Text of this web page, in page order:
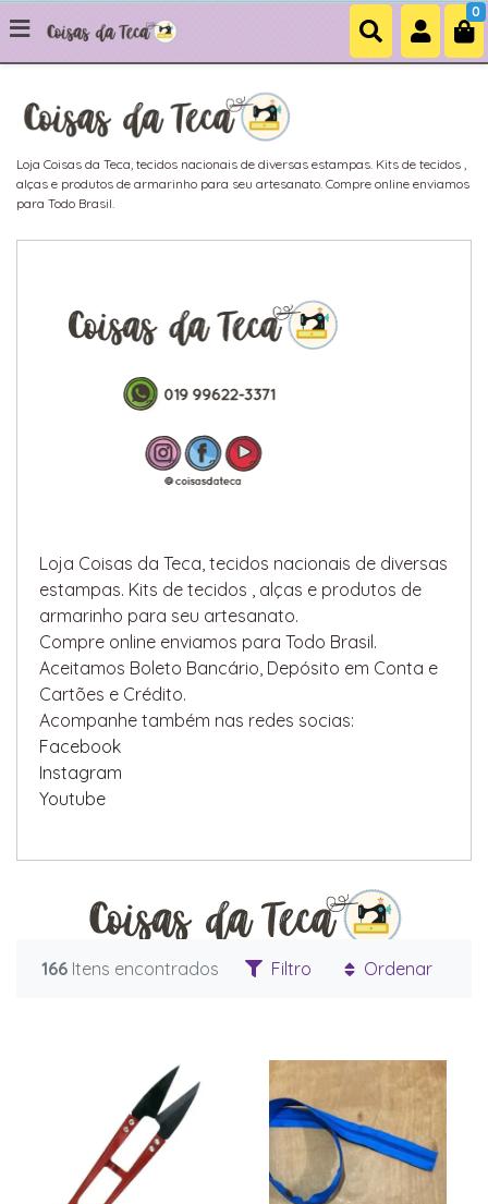
0
Loja Coisas da Teca, tecidos nacionais de diversas estampas. Kits de tecidos ,
alças e produtos de armarinho para seu artesanato. Compre online enviamos
para Todo Brasil.
Loja Coisas da Teca, tecidos nacionais de diversas
estampas. Kits de tecidos , alças e produtos de
armarinho para seu artesanato.
Compre online enviamos para Todo Brasil.
Aceitamos Boleto Bancário, Depósito em Conta e
Cartões e Crédito.
Acompanhe também nas redes socias:
Facebook
Instagram
Youtube
166 Itens encontrados Filtro Ordenar